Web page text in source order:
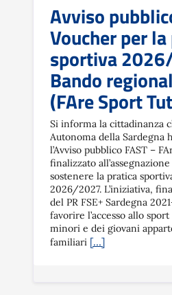
Avviso
Voucher per
sportiva
Bando
(FAre Sport
Si informa la cittadinanza
Autonoma della Sardegna
l’Avviso pubblico FAST –
finalizzato
sostenere la pratica
2026/2027. L’iniziativa,
del PR FSE+ Sardegna
favorire l’accesso allo
minori e dei giovani
familiari […]